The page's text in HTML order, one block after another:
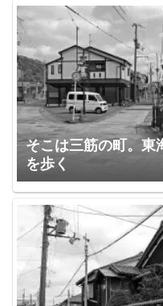
そこは三筋の町。東
を歩く